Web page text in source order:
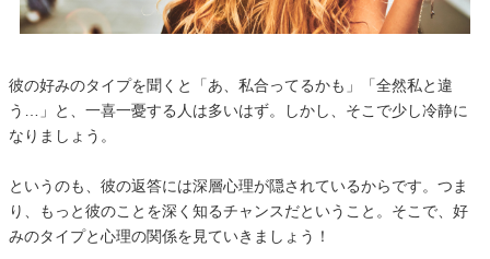
彼の好みのタイプを聞くと「あ、私合ってるかも」「全然私と違
う…」と、一喜一憂する人は多いはず。しかし、そこで少し冷静に
なりましょう。
というのも、彼の返答には深層心理が隠されているからです。つま
り、もっと彼のことを深く知るチャンスだということ。そこで、好
みのタイプと心理の関係を見ていきましょう！